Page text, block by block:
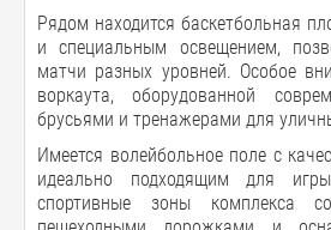
Рядом находится баскетбольная
и специальным освещением,
матчи разных уровней. Особое
воркаута, оборудованной
брусьями и тренажерами для
Имеется волейбольное поле с
идеально подходящим для
спортивные зоны комплекса